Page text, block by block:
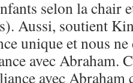
selon la chair
Aussi, soutient
unique et nous
avec Abraham.
avec Abraham